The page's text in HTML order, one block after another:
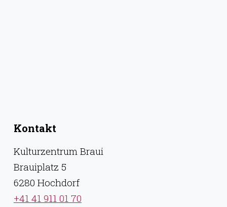
Kontakt
Kulturzentrum Braui
Brauiplatz 5
6280 Hochdorf
+41 41 911 01 70